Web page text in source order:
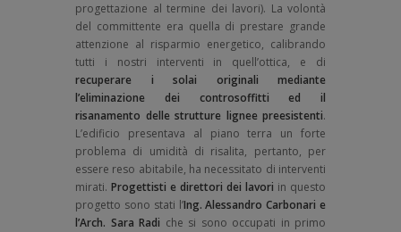
progettazione al termine dei lavori). La volontà
del committente era quella di prestare grande
attenzione al risparmio energetico, calibrando
tutti i nostri interventi in quell’ottica, e di
recuperare i solai originali mediante
l’eliminazione dei controsoffitti ed il
risanamento delle strutture lignee preesistenti.
L’edificio presentava al piano terra un forte
problema di umidità di risalita, pertanto, per
essere reso abitabile, ha necessitato di interventi
mirati. Progettisti e direttori dei lavori in questo
progetto sono stati l’Ing. Alessandro Carbonari e
l’Arch. Sara Radi che si sono occupati in primo